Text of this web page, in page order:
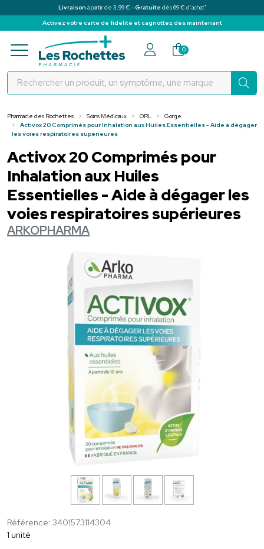
Livraison à partir de 3,99 € -Gratuite dès 69 € d’achat*
Activez votre carte de fidélité et cagnottez dès maintenant
Pharmacie des Rochettes Votre
0
Pharmacie des Rochettes Soins Médicaux ORL
Gorge
Activox 20 Comprimés pour Inhalation aux Huiles Essentielles - Aide à dégager
les voies respiratoires supérieures
Activox 20 Comprimés pour
Inhalation aux Huiles
Essentielles - Aide à dégager les
voies respiratoires supérieures
ARKOPHARMA
Référence: 3401573114304
1 unité